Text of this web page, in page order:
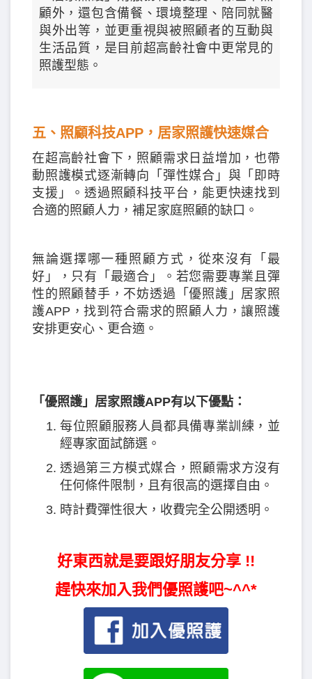
顧外，還包含備餐、環境整理、陪同就醫
與外出等，並更重視與被照顧者的互動與
生活品質，是目前超高齡社會中更常見的
照護型態。
五、照顧科技APP，居家照護快速媒合
在超高齡社會下，照顧需求日益增加，也帶
動照護模式逐漸轉向「彈性媒合」與「即時
支援」。透過照顧科技平台，能更快速找到
合適的照顧人力，補足家庭照顧的缺口。
無論選擇哪一種照顧方式，從來沒有「最
好」，只有「最適合」。若您需要專業且彈
性的照顧替手，不妨透過「優照護」居家照
護APP，找到符合需求的照顧人力，讓照護
安排更安心、更合適。
「優照護」居家照護APP有以下優點：
每位照顧服務人員都具備專業訓練，並
經專家面試篩選。
透過第三方模式媒合，照顧需求方沒有
任何條件限制，且有很高的選擇自由。
時計費彈性很大，收費完全公開透明。
好東西就是要跟好朋友分享 !!
趕快來加入我們優照護吧~^^*